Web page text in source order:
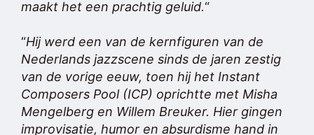
maakt het een prachtig geluid.“
“Hij werd een van de kernfiguren van de
Nederlands jazzscene sinds de jaren zestig
van de vorige eeuw, toen hij het Instant
Composers Pool (ICP) oprichtte met Misha
Mengelberg en Willem Breuker. Hier gingen
improvisatie, humor en absurdisme hand in